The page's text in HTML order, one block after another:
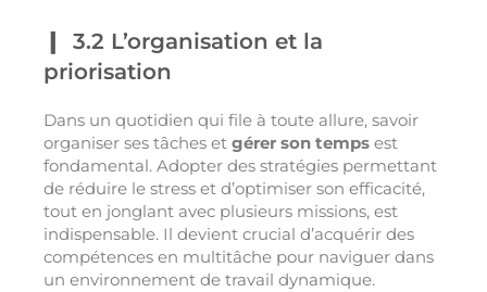
3.2 L’organisation et la
priorisation
Dans un quotidien qui file à toute allure, savoir
organiser ses tâches et gérer son temps est
fondamental. Adopter des stratégies permettant
de réduire le stress et d’optimiser son efficacité,
tout en jonglant avec plusieurs missions, est
indispensable. Il devient crucial d’acquérir des
compétences en multitâche pour naviguer dans
un environnement de travail dynamique.